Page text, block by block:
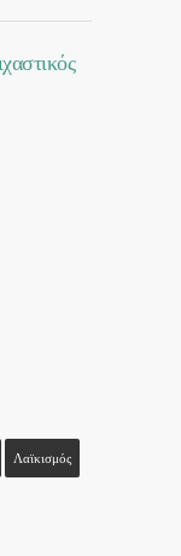
Λαϊκισμός